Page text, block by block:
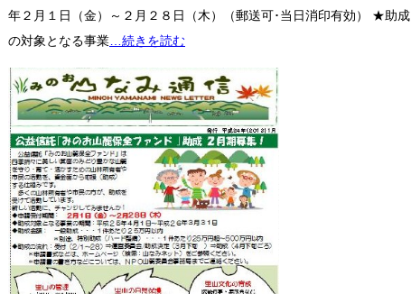
年２月１日（金）～２月２８日（木）（郵送可･当日消印有効） ★助成
の対象となる事業 …続きを読む